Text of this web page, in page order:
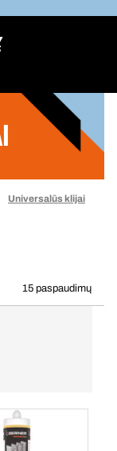
Universalūs klijai
15 paspaudimų